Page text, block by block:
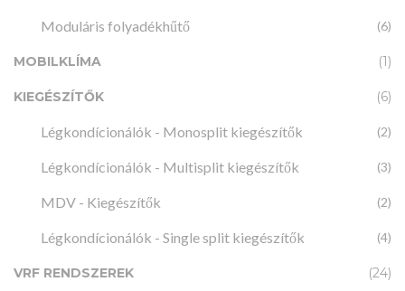
Moduláris folyadékhűtő (6)
MOBILKLÍMA (1)
KIEGÉSZÍTŐK (6)
Légkondícionálók - Monosplit kiegészítők (2)
Légkondícionálók - Multisplit kiegészítők (3)
MDV - Kiegészítők (2)
Légkondícionálók - Single split kiegészítők (4)
VRF RENDSZEREK (24)